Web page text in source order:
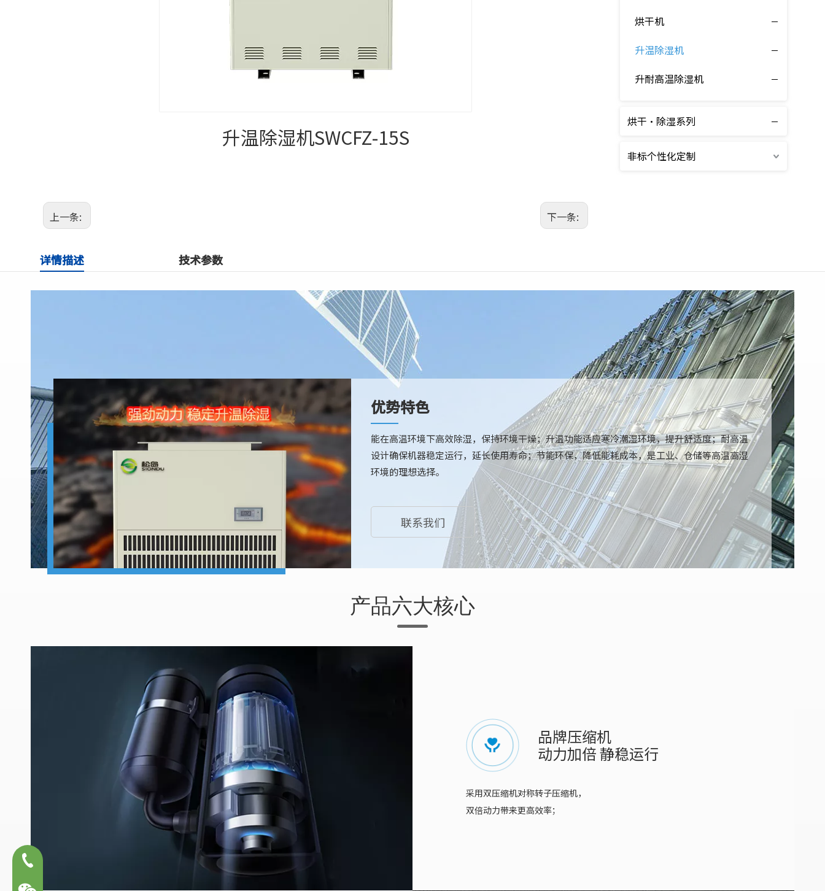
升温除湿机SWCFZ-15S
上一条: 下一条:
烘干机
升温除湿机
升耐高温除湿机
烘干·除湿系列
非标个性化定制
详情描述 技术参数
优势特色
能在高温环境下高效除湿，保持环境干燥；升温功能适应寒冷潮湿环境，提升舒适度；耐高温
设计确保机器稳定运行，延长使用寿命；节能环保，降低能耗成本，是工业、仓储等高温高湿
环境的理想选择。
联系我们
产品六大核心
品牌压缩机
动力加倍 静稳运行
采用双压缩机对称转子压缩机，
双倍动力带来更高效率；